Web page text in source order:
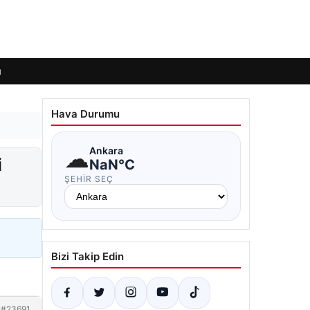
Hava Durumu
☁Ankara
NaN°C
ŞEHIR SEÇ
Bizi Takip Edin